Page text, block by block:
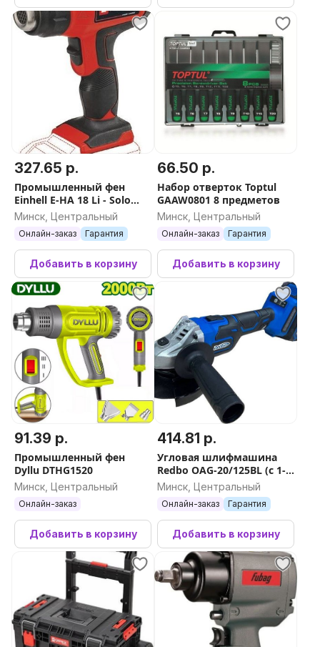
327.65 р.
Промышленный фен
Einhell E-HA 18 Li - Solo
(без АКБ)
Минск, Центральный
Онлайн-заказ Гарантия
Добавить в корзину
66.50 р.
Набор отверток Toptul
GAAW0801 8 предметов
Минск, Центральный
Онлайн-заказ Гарантия
Добавить в корзину
91.39 р.
Промышленный фен
Dyllu DTHG1520
Минск, Центральный
Онлайн-заказ
Добавить в корзину
414.81 р.
Угловая шлифмашина
Redbo OAG-20/125BL (с 1-м
АКБ, кейс)
Минск, Центральный
Онлайн-заказ Гарантия
Добавить в корзину